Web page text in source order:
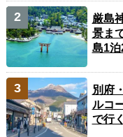
厳島
景ま
島1
別府
ルコ
で行